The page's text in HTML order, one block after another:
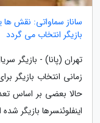
ساناز سماواتی: نقش ها
بازیگر انتخاب می گردد
تهران (پانا) - بازیگر
زمانی انتخاب بازیگر
حالا بعضی بر اساس
اینفلوئنسرها بازیگر شده